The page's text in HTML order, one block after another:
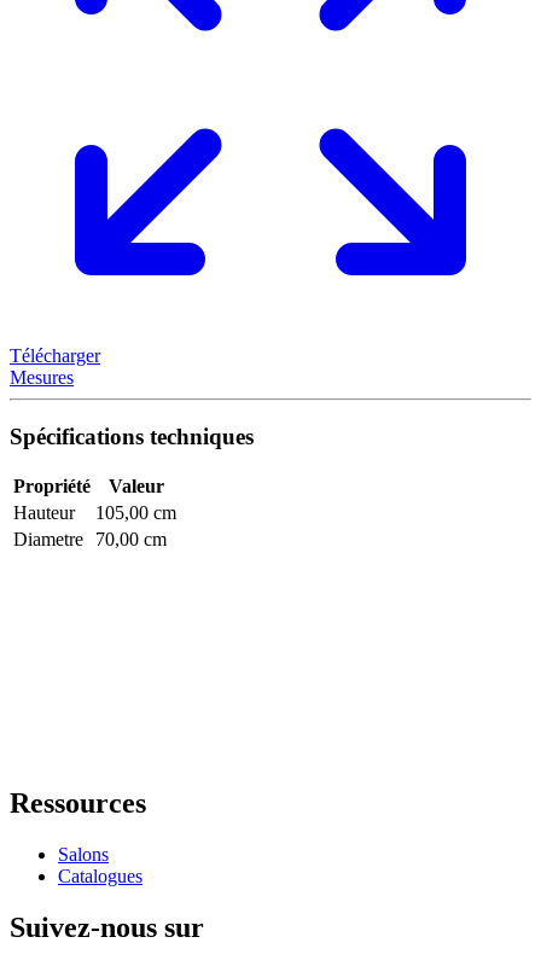
Télécharger
Mesures
Spécifications techniques
Propriété
Valeur
Hauteur
105,00 cm
Diametre
70,00 cm
Ressources
Salons
Catalogues
Suivez-nous sur